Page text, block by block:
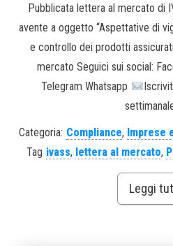
Pubblicata lettera al mercato di
avente a oggetto “Aspettative di
e controllo dei prodotti
mercato Seguici sui social:
Telegram Whatsapp
Categoria: Compliance, Imprese
Tag ivass, lettera al mercato,
Leggi